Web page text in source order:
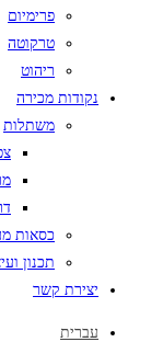
פרימיום
טרקוטה
ריהוט
נקודות מכירה
משתלות
כסאות
תכנון
יצירת קשר
עברית